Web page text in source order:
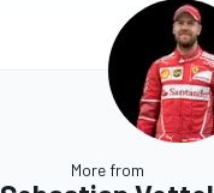
More from